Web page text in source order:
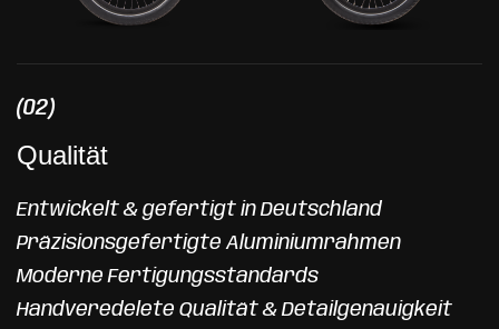
(02)
Qualität
Entwickelt & gefertigt in Deutschland
Präzisionsgefertigte Aluminiumrahmen
Moderne Fertigungsstandards
Handveredelete Qualität & Detailgenauigkeit